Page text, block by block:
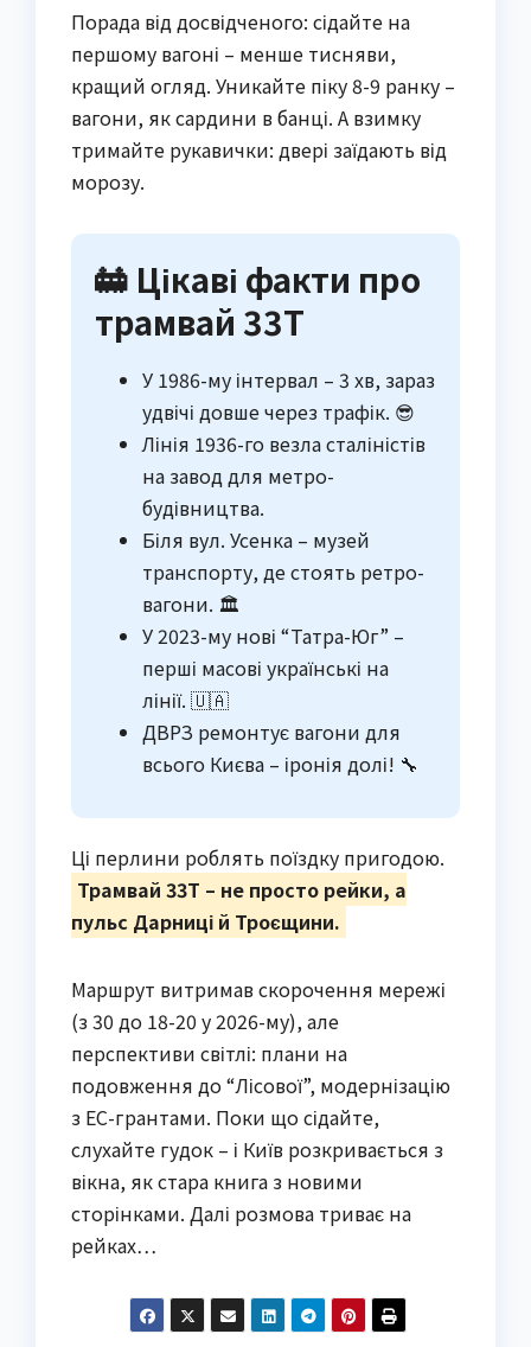
Порада від досвідченого: сідайте на
першому вагоні – менше тисняви,
кращий огляд. Уникайте піку 8-9 ранку –
вагони, як сардини в банці. А взимку
тримайте рукавички: двері заїдають від
морозу.
🚋 Цікаві факти про
трамвай 33Т
У 1986-му інтервал – 3 хв, зараз
удвічі довше через трафік. 😎
Лінія 1936-го везла сталіністів
на завод для метро-
будівництва.
Біля вул. Усенка – музей
транспорту, де стоять ретро-
вагони. 🏛️
У 2023-му нові “Татра-Юг” –
перші масові українські на
лінії. 🇺🇦
ДВРЗ ремонтує вагони для
всього Києва – іронія долі! 🔧
Ці перлини роблять поїздку пригодою.
Трамвай 33Т – не просто рейки, а
пульс Дарниці й Троєщини.
Маршрут витримав скорочення мережі
(з 30 до 18-20 у 2026-му), але
перспективи світлі: плани на
подовження до “Лісової”, модернізацію
з ЕС-грантами. Поки що сідайте,
слухайте гудок – і Київ розкривається з
вікна, як стара книга з новими
сторінками. Далі розмова триває на
рейках…